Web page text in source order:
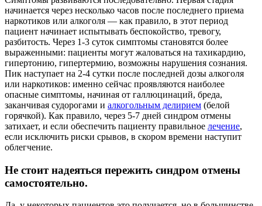
начинается через несколько часов после последнего приема
наркотиков или алкоголя — как правило, в этот период
пациент начинает испытывать беспокойство, тревогу,
разбитость. Через 1-3 суток симптомы становятся более
выраженными: пациенты могут жаловаться на тахикардию,
гипертонию, гипертермию, возможны нарушения сознания.
Пик наступает на 2-4 сутки после последней дозы алкоголя
или наркотиков: именно сейчас проявляются наиболее
опасные симптомы, начиная от галлюцинаций, бреда,
заканчивая судорогами и алкогольным делирием (белой
горячкой). Как правило, через 5-7 дней синдром отмены
затихает, и если обеспечить пациенту правильное лечение,
если исключить риски срывов, в скором времени наступит
облегчение.
Не стоит надеяться пережить синдром отмены
самостоятельно.